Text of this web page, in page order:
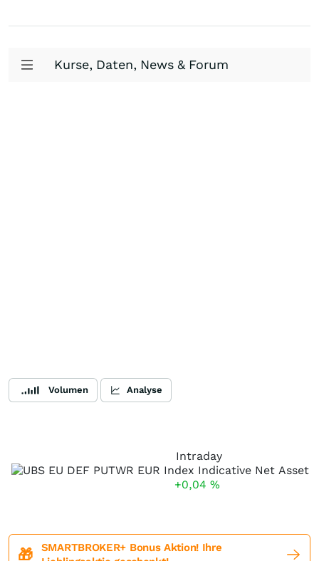
Kurse, Daten, News & Forum
Volumen Analyse
Intraday
+0,04 %
🎁
SMARTBROKER+ Bonus Aktion! Ihre